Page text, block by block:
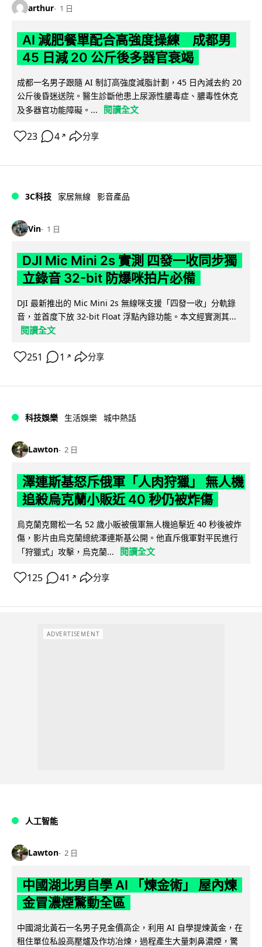
arthur 1 日
AI 減肥餐單配合高強度操練 成都男
45 日減 20 公斤後多器官衰竭
成都一名男子跟隨 AI 制訂高強度減脂計劃，45 日內減去約 20
公斤後昏迷送院。醫生診斷他患上尿源性膿毒症、膿毒性休克
及多器官功能障礙。...
閱讀全文
23 4 ↗ 分享
3C科技 家居無線 影音產品
Vin 1 日
DJI Mic Mini 2s 實測 四發一收同步獨
立錄音 32-bit 防爆咪拍片必備
DJI 最新推出的 Mic Mini 2s 無線咪支援「四發一收」分軌錄
音，並首度下放 32-bit Float 浮點內錄功能。本文經實測其...
閱讀全文
251 1 ↗ 分享
科技娛樂 生活娛樂 城中熱話
Lawton 2 日
澤連斯基怒斥俄軍「人肉狩獵」 無人機
追殺烏克蘭小販近 40 秒仍被炸傷
烏克蘭克爾松一名 52 歲小販被俄軍無人機追擊近 40 秒後被炸
傷，影片由烏克蘭總統澤連斯基公開。他直斥俄軍對平民進行
「狩獵式」攻擊，烏克蘭...
閱讀全文
125 41 ↗ 分享
ADVERTISEMENT
人工智能
Lawton 2 日
中國湖北男自學 AI 「煉金術」 屋內煉
金冒濃煙驚動全區
中國湖北黃石一名男子見金價高企，利用 AI 自學提煉黃金，在
租住單位私設高壓爐及作坊冶煉，過程產生大量刺鼻濃煙，驚